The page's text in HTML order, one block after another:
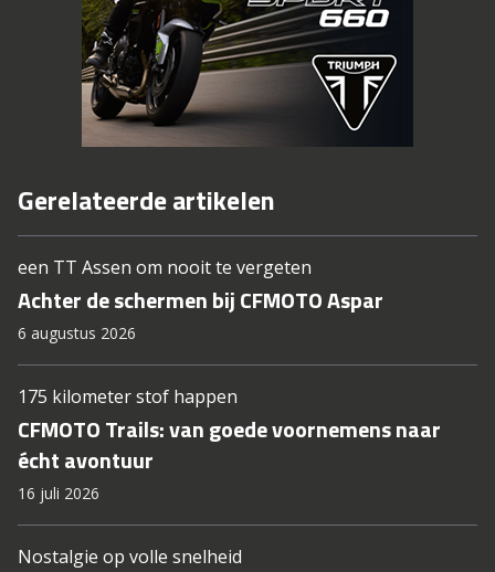
Gerelateerde artikelen
een TT Assen om nooit te vergeten
Achter de schermen bij CFMOTO Aspar
6 augustus 2026
175 kilometer stof happen
CFMOTO Trails: van goede voornemens naar
écht avontuur
16 juli 2026
Nostalgie op volle snelheid